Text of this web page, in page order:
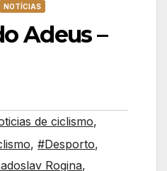
NOTÍCIAS
Adeus –
de ciclismo,
, #Desporto,
Rogina,